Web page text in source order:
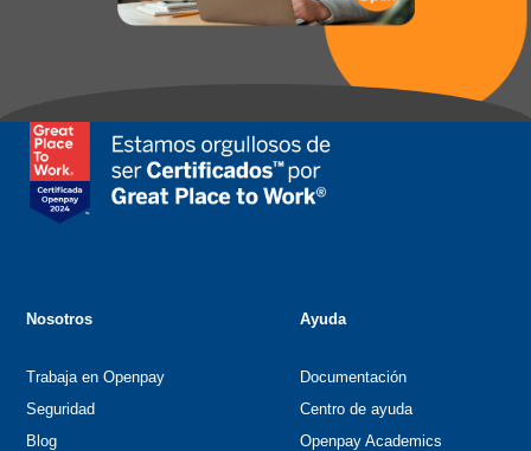
Nosotros
Trabaja en Openpay
Seguridad
Blog
Ayuda
Documentación
Centro de ayuda
Openpay Academics